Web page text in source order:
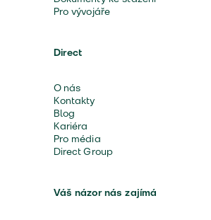
Pro vývojáře
Direct
O nás
Kontakty
Blog
Kariéra
Pro média
Direct Group
Váš názor nás zajímá